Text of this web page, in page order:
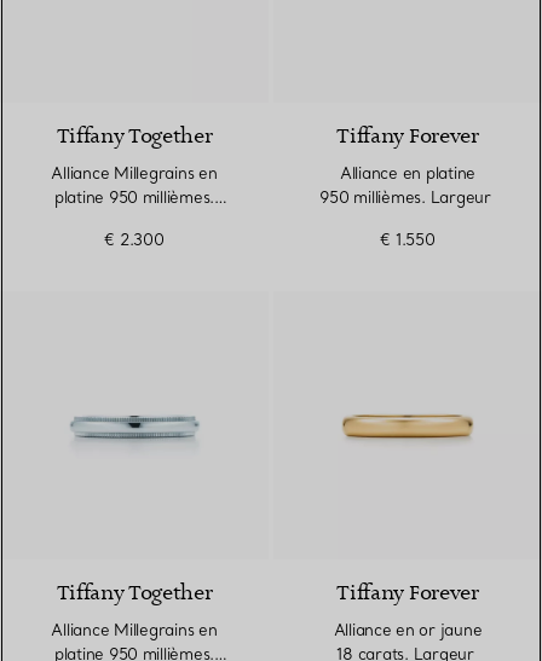
Tiffany Together
Alliance Millegrains en
platine 950 millièmes.
€ 2.300
Tiffany Forever
Alliance en platine
950 millièmes. Largeur
€ 1.550
Tiffany Together
Alliance Millegrains en
platine 950 millièmes.
Tiffany Forever
Alliance en or jaune
18 carats. Largeur